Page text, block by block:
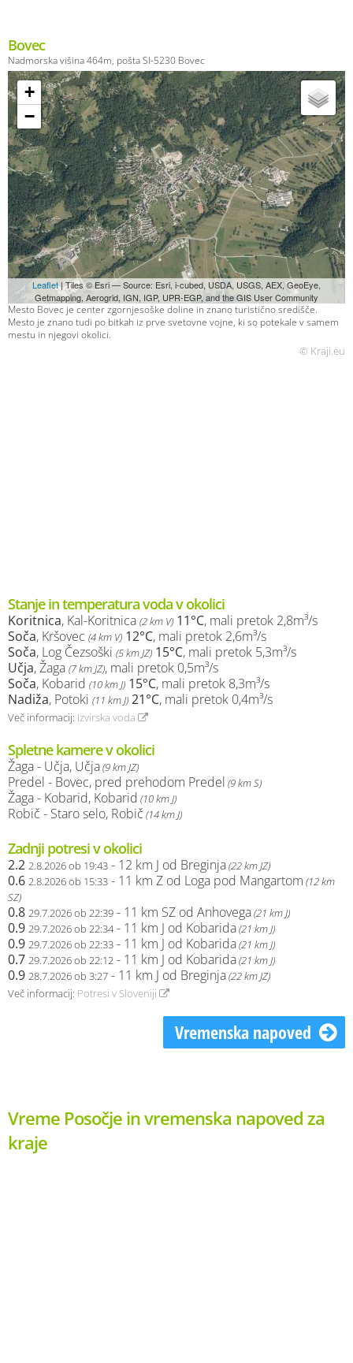
Bovec
Nadmorska višina 464m, pošta SI-5230 Bovec
+
−
Leaflet| Tiles © Esri — Source: Esri, i-cubed, USDA, USGS, AEX, GeoEye,
Getmapping, Aerogrid, IGN, IGP, UPR-EGP, and the GIS User Community
Mesto Bovec je center zgornjesoške doline in znano turistično središče.
Mesto je znano tudi po bitkah iz prve svetovne vojne, ki so potekale v samem
mestu in njegovi okolici.
© Kraji.eu
Stanje in temperatura voda v okolici
Koritnica, Kal-Koritnica (2 km V) 11°C, mali pretok 2,8m³/s
Soča, Kršovec (4 km V) 12°C, mali pretok 2,6m³/s
Soča, Log Čezsoški (5 km JZ) 15°C, mali pretok 5,3m³/s
Učja, Žaga (7 km JZ), mali pretok 0,5m³/s
Soča, Kobarid (10 km J) 15°C, mali pretok 8,3m³/s
Nadiža, Potoki (11 km J) 21°C, mali pretok 0,4m³/s
Več informacij: Izvirska voda
Spletne kamere v okolici
Žaga - Učja, Učja(9 km JZ)
Predel - Bovec, pred prehodom Predel (9 km S)
Žaga - Kobarid, Kobarid (10 km J)
Robič - Staro selo, Robič (14 km J)
Zadnji potresi v okolici
2.2 2.8.2026 ob 19:43 - 12 km J od Breginja(22 km JZ)
0.6 2.8.2026 ob 15:33 - 11 km Z od Loga pod Mangartom (12 km
SZ)
0.8 29.7.2026 ob 22:39 - 11 km SZ od Anhovega(21 km J)
0.9 29.7.2026 ob 22:34- 11 km J od Kobarida(21 km J)
0.9 29.7.2026 ob 22:33 - 11 km J od Kobarida(21 km J)
0.7 29.7.2026 ob 22:12 - 11 km J od Kobarida(21 km J)
0.9 28.7.2026 ob 3:27 - 11 km J od Breginja(22 km JZ)
Več informacij: Potresi v Sloveniji
Vremenska napoved
Vreme Posočje in vremenska napoved za
kraje